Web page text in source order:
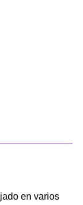
en varios